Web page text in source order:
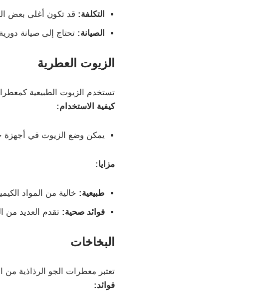
التكلفة: قد تكون أغلى بعض
الصيانة: تحتاج إلى صيانة
الزيوت العطرية
تستخدم الزيوت الطبيعية
كيفية الاستخدام:
يمكن وضع الزيوت في أجهزة
مزايا:
طبيعية: خالية من المواد
فوائد صحية: تقدم العديد من
البخاخات
تعتبر معطرات الجو الرذاذية من
فوائد: